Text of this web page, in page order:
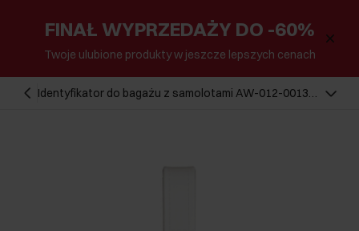
FINAŁ WYPRZEDAŻY DO -60%
Twoje ulubione produkty w jeszcze lepszych cenach
Identyfikator do bagażu z samolotami AW-012-0013-